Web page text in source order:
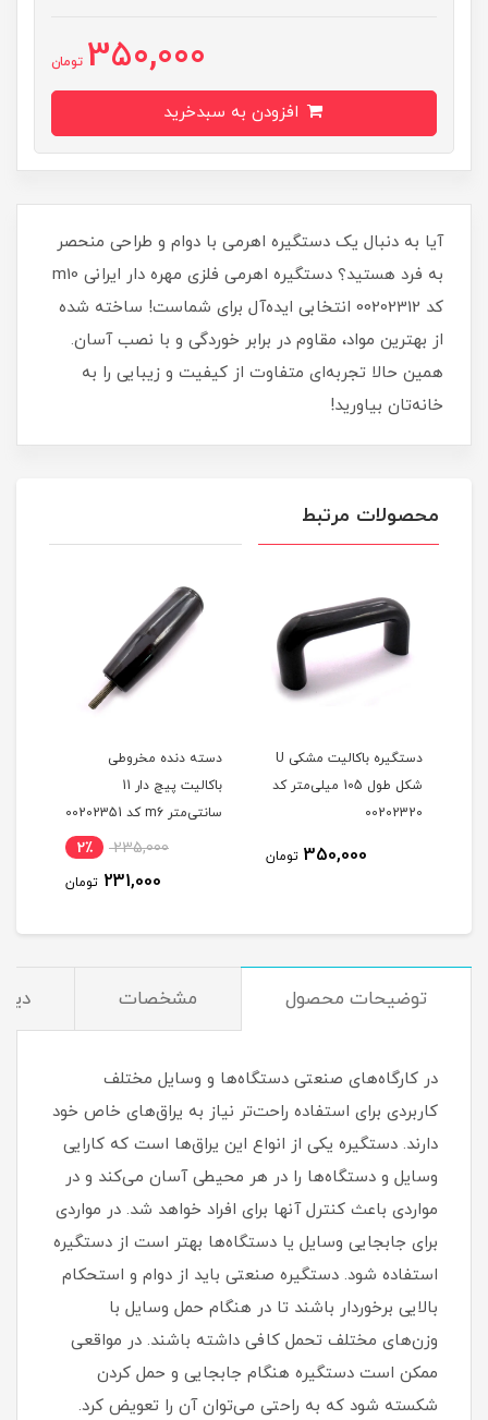
350,000 تومان
آیا به دنبال یک دستگیره اهرمی با دوام و طراحی منحصر
به فرد هستید؟ دستگیره اهرمی فلزی مهره دار ایرانی m10
کد 00202312 انتخابی ایده‌آل برای شماست! ساخته شده
از بهترین مواد، مقاوم در برابر خوردگی و با نصب آسان.
همین حالا تجربه‌ای متفاوت از کیفیت و زیبایی را به
خانه‌تان بیاورید!
محصولات مرتبط
دستگیره باکالیت مشکی U
شکل طول 105 میلی‌متر کد
00202320
350,000 تومان
دسته دنده مخروطی
باکالیت پیچ دار 11
سانتی‌متر m6 کد 00202351
235,000 2٪
231,000 تومان
توضیحات محصول مشخصات
در کارگاه‌های صنعتی دستگاه‌ها و وسایل مختلف
کاربردی برای استفاده راحت‌تر نیاز به یراق‌های خاص خود
دارند. دستگیره یکی از انواع این یراق‌ها است که کارایی
وسایل و دستگاه‌ها را در هر محیطی آسان می‌کند و در
مواردی باعث کنترل آنها برای افراد خواهد شد. در مواردی
برای جابجایی وسایل یا دستگاه‌ها بهتر است از دستگیره
استفاده شود. دستگیره صنعتی باید از دوام و استحکام
بالایی برخوردار باشند تا در هنگام حمل وسایل با
وزن‌های مختلف تحمل کافی داشته باشند. در مواقعی
ممکن است دستگیره هنگام جابجایی و حمل کردن
شکسته شود که به راحتی می‌توان آن را تعویض کرد.